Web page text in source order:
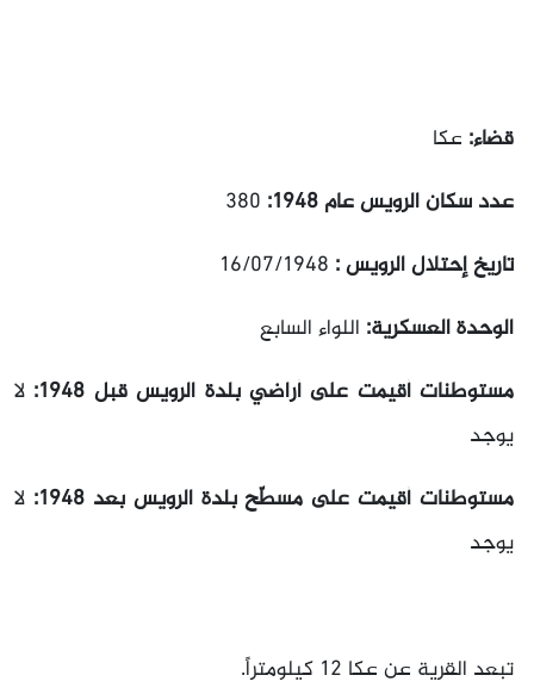
قضاء: عكا
عدد سكان الرويس عام 1948:
تاريخ إحتلال الرويس :
الوحدة العسكرية: اللواء السابع
مستوطنات أقيمت على أراضي بلدة الرويس قبل 1948:
لا
يوجد
مستوطنات أقيمت على مسطّح بلدة الرويس بعد 1948:
لا
يوجد
تبعد القرية عن عكا 12 كيلومتراً.